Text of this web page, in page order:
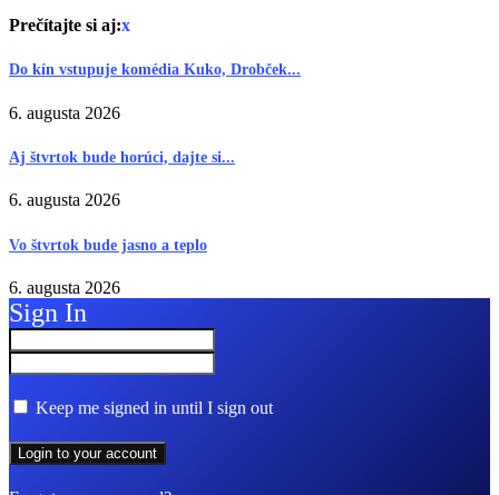
Prečítajte si aj:x
Do kín vstupuje komédia Kuko, Drobček...
6. augusta 2026
Aj štvrtok bude horúci, dajte si...
6. augusta 2026
Vo štvrtok bude jasno a teplo
6. augusta 2026
Sign In
Keep me signed in until I sign out